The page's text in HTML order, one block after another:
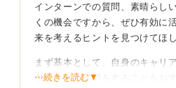
インターンでの質問、素晴らし
くの機会ですから、ぜひ有効に
来を考えるヒントを見つけてほ
まず基本として、自身のキャリ
参考になる質問をすることをお
⋯続きを読む▼